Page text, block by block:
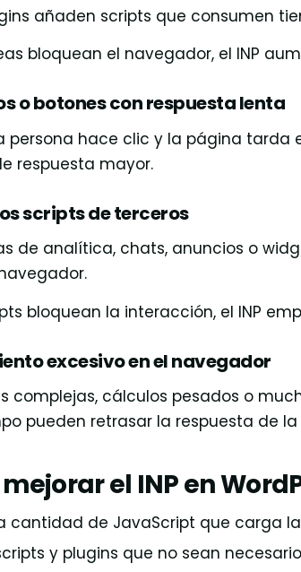
añaden scripts que consumen
bloquean el navegador, el INP
o botones con respuesta lenta
persona hace clic y la página tarda
respuesta mayor.
scripts de terceros
de analítica, chats, anuncios o
bloquean la interacción, el INP
excesivo en el navegador
complejas, cálculos pesados o
pueden retrasar la respuesta de
el INP en
cantidad de JavaScript que carga
y plugins que no sean